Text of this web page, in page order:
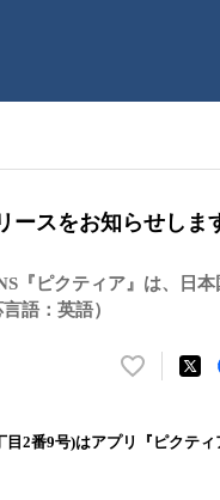
スをお知らせしま
『ピクティア』は、日
語：英語）
い
！
2番9号)はアプリ『ピクティ